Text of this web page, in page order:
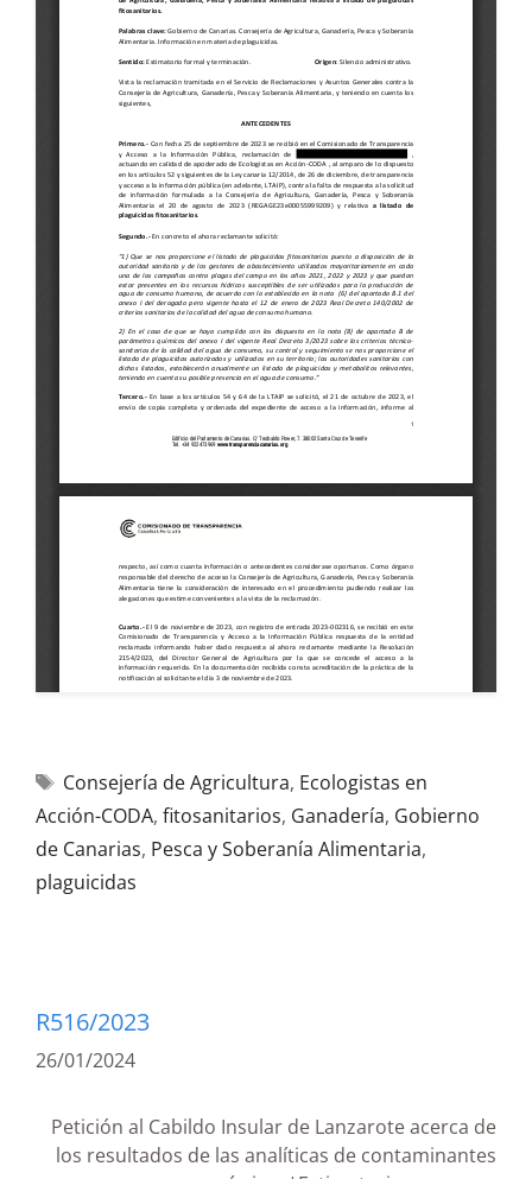
Consejería de Agricultura, Ecologistas en
Acción-CODA, fitosanitarios, Ganadería, Gobierno
de Canarias, Pesca y Soberanía Alimentaria,
plaguicidas
R516/2023
26/01/2024
Petición al Cabildo Insular de Lanzarote acerca de
los resultados de las analíticas de contaminantes